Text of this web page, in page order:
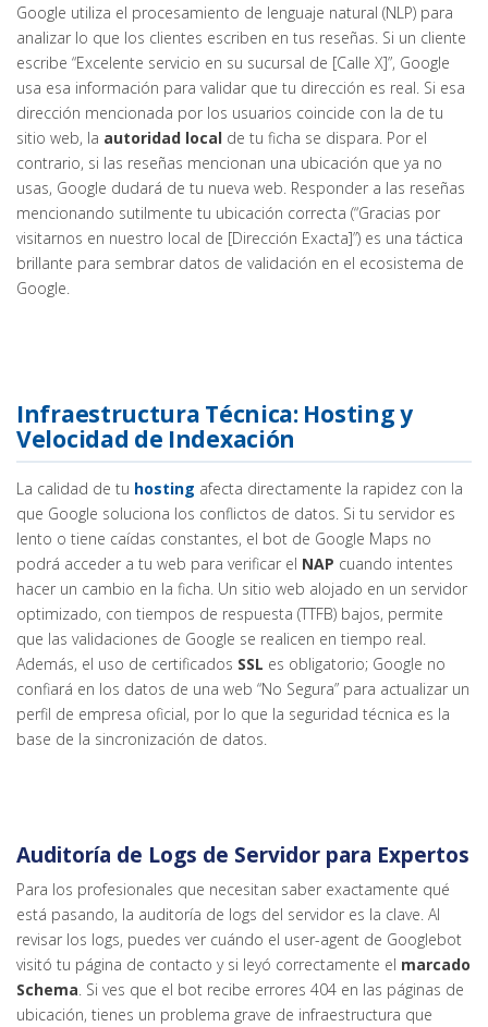
Google utiliza el procesamiento de lenguaje natural (NLP) para
analizar lo que los clientes escriben en tus reseñas. Si un cliente
escribe “Excelente servicio en su sucursal de [Calle X]”, Google
usa esa información para validar que tu dirección es real. Si esa
dirección mencionada por los usuarios coincide con la de tu
sitio web, la autoridad local de tu ficha se dispara. Por el
contrario, si las reseñas mencionan una ubicación que ya no
usas, Google dudará de tu nueva web. Responder a las reseñas
mencionando sutilmente tu ubicación correcta (“Gracias por
visitarnos en nuestro local de [Dirección Exacta]”) es una táctica
brillante para sembrar datos de validación en el ecosistema de
Google.
Infraestructura Técnica: Hosting y
Velocidad de Indexación
La calidad de tu hosting afecta directamente la rapidez con la
que Google soluciona los conflictos de datos. Si tu servidor es
lento o tiene caídas constantes, el bot de Google Maps no
podrá acceder a tu web para verificar el NAP cuando intentes
hacer un cambio en la ficha. Un sitio web alojado en un servidor
optimizado, con tiempos de respuesta (TTFB) bajos, permite
que las validaciones de Google se realicen en tiempo real.
Además, el uso de certificados SSL es obligatorio; Google no
confiará en los datos de una web “No Segura” para actualizar un
perfil de empresa oficial, por lo que la seguridad técnica es la
base de la sincronización de datos.
Auditoría de Logs de Servidor para Expertos
Para los profesionales que necesitan saber exactamente qué
está pasando, la auditoría de logs del servidor es la clave. Al
revisar los logs, puedes ver cuándo el user-agent de Googlebot
visitó tu página de contacto y si leyó correctamente el marcado
Schema . Si ves que el bot recibe errores 404 en las páginas de
ubicación, tienes un problema grave de infraestructura que